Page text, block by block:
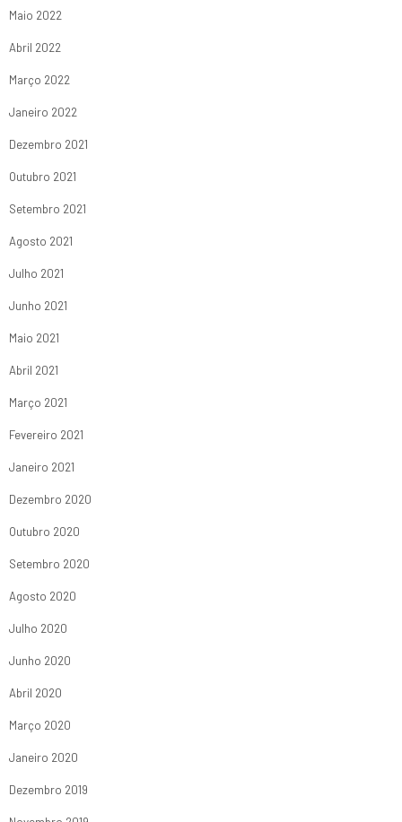
Maio 2022
Abril 2022
Março 2022
Janeiro 2022
Dezembro 2021
Outubro 2021
Setembro 2021
Agosto 2021
Julho 2021
Junho 2021
Maio 2021
Abril 2021
Março 2021
Fevereiro 2021
Janeiro 2021
Dezembro 2020
Outubro 2020
Setembro 2020
Agosto 2020
Julho 2020
Junho 2020
Abril 2020
Março 2020
Janeiro 2020
Dezembro 2019